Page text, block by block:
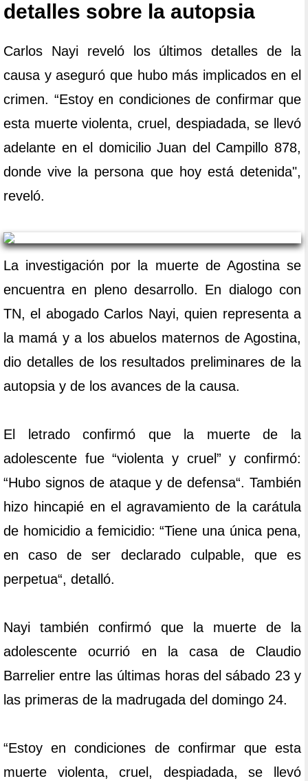
detalles sobre la autopsia
Carlos Nayi reveló los últimos detalles de la
causa y aseguró que hubo más implicados en el
crimen. “Estoy en condiciones de confirmar que
esta muerte violenta, cruel, despiadada, se llevó
adelante en el domicilio Juan del Campillo 878,
donde vive la persona que hoy está detenida",
reveló.
La investigación por la muerte de Agostina se
encuentra en pleno desarrollo. En dialogo con
TN, el abogado Carlos Nayi, quien representa a
la mamá y a los abuelos maternos de Agostina,
dio detalles de los resultados preliminares de la
autopsia y de los avances de la causa.
El letrado confirmó que la muerte de la
adolescente fue “violenta y cruel” y confirmó:
“Hubo signos de ataque y de defensa“. También
hizo hincapié en el agravamiento de la carátula
de homicidio a femicidio: “Tiene una única pena,
en caso de ser declarado culpable, que es
perpetua“, detalló.
Nayi también confirmó que la muerte de la
adolescente ocurrió en la casa de Claudio
Barrelier entre las últimas horas del sábado 23 y
las primeras de la madrugada del domingo 24.
“Estoy en condiciones de confirmar que esta
muerte violenta, cruel, despiadada, se llevó